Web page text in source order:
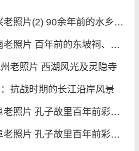
片(2) 90余年前的水乡绍兴风貌
百年前的东坡祠、昌明塔、海瑞墓
老照片 西湖风光及灵隐寺
抗战时期的长江沿岸风景
片 孔子故里百年前彩色影像（上）
片 孔子故里百年前彩色影像（中）